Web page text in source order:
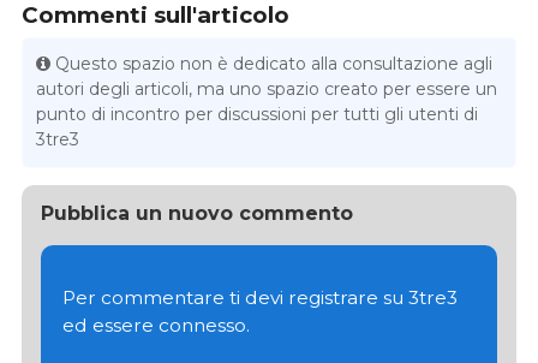
Commenti sull'articolo
Questo spazio non è dedicato alla consultazione agli
autori degli articoli, ma uno spazio creato per essere un
punto di incontro per discussioni per tutti gli utenti di
3tre3
Pubblica un nuovo commento
Per commentare ti devi registrare su 3tre3
ed essere connesso.